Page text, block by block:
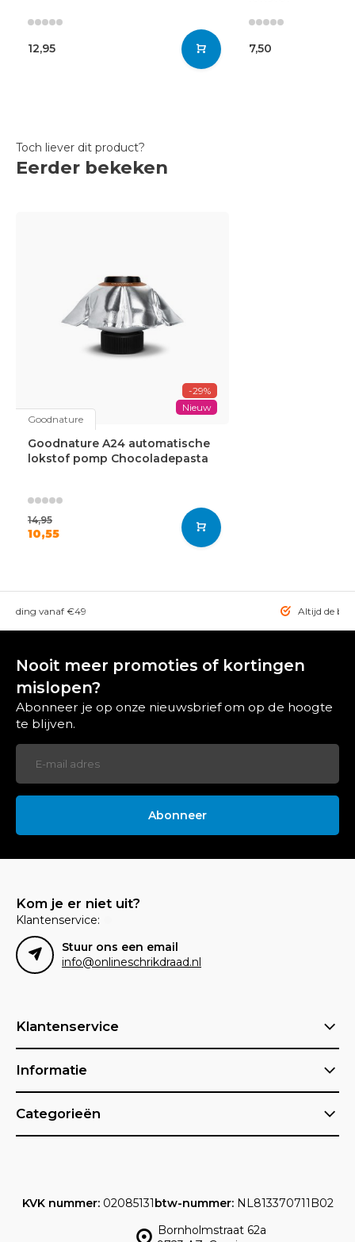
12,95 7,50
Toch liever dit product?
Eerder bekeken
-29%
Nieuw
Goodnature
Goodnature A24 automatische
lokstof pomp Chocoladepasta
14,95
10,55
vanaf €49 Altijd de
Nooit meer promoties of kortingen
mislopen?
Abonneer je op onze nieuwsbrief om op de hoogte
te blijven.
Abonneer
Kom je er niet uit?
Klantenservice:
Stuur ons een email
info@onlineschrikdraad.nl
Klantenservice
Informatie
Categorieën
Bornholmstraat 62a
KVK nummer:02085131 btw-nummer:NL813370711B02